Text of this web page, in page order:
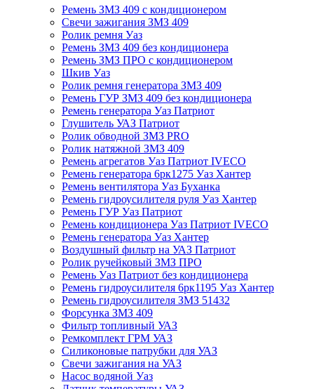
Ремень ЗМЗ 409 с кондиционером
Свечи зажигания ЗМЗ 409
Ролик ремня Уаз
Ремень ЗМЗ 409 без кондиционера
Ремень ЗМЗ ПРО с кондиционером
Шкив Уаз
Ролик ремня генератора ЗМЗ 409
Ремень ГУР ЗМЗ 409 без кондиционера
Ремень генератора Уаз Патриот
Глушитель УАЗ Патриот
Ролик обводной ЗМЗ PRO
Ролик натяжной ЗМЗ 409
Ремень агрегатов Уаз Патриот IVECO
Ремень генератора 6рк1275 Уаз Хантер
Ремень вентилятора Уаз Буханка
Ремень гидроусилителя руля Уаз Хантер
Ремень ГУР Уаз Патриот
Ремень кондиционера Уаз Патриот IVECO
Ремень генератора Уаз Хантер
Воздушный фильтр на УАЗ Патриот
Ролик ручейковый ЗМЗ ПРО
Ремень Уаз Патриот без кондиционера
Ремень гидроусилителя 6рк1195 Уаз Хантер
Ремень гидроусилителя ЗМЗ 51432
Форсунка ЗМЗ 409
Фильтр топливный УАЗ
Ремкомплект ГРМ УАЗ
Силиконовые патрубки для УАЗ
Свечи зажигания на УАЗ
Насос водяной Уаз